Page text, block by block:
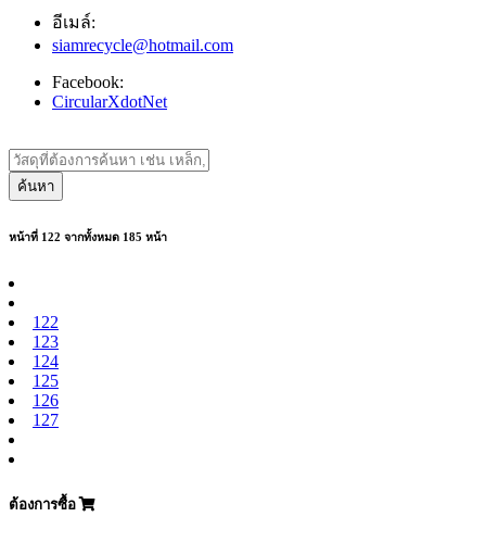
อีเมล์:
siamrecycle@hotmail.com
Facebook:
CircularXdotNet
ค้นหา
หน้าที่ 122 จากทั้งหมด 185 หน้า
122
123
124
125
126
127
ต้องการซื้อ